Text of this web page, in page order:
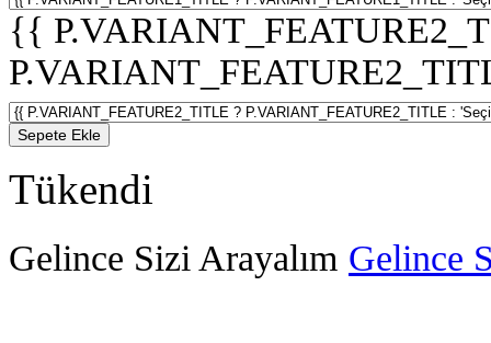
{{
Sepete Ekle
Tükendi
Gelince Sizi Arayalım Gelince